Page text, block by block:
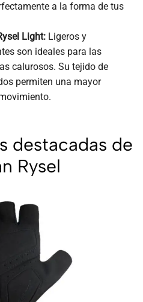
a la forma de tus
Light:Ligeros y
son ideales para las
calurosos. Su tejido de
permiten una mayor
destacadas de
Rysel